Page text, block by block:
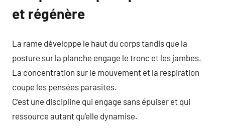
et régénère
La rame développe le haut du corps tandis que la
posture sur la planche engage le tronc et les jambes.
La concentration sur le mouvement et la respiration
coupe les pensées parasites.
C’est une discipline qui engage sans épuiser et qui
ressource autant qu’elle dynamise.